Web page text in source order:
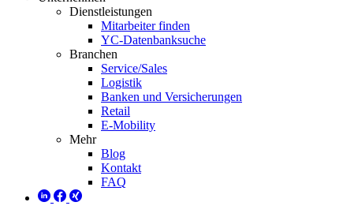
Dienstleistungen
Mitarbeiter finden
YC-Datenbanksuche
Branchen
Service/Sales
Logistik
Banken und Versicherungen
Retail
E-Mobility
Mehr
Blog
Kontakt
FAQ